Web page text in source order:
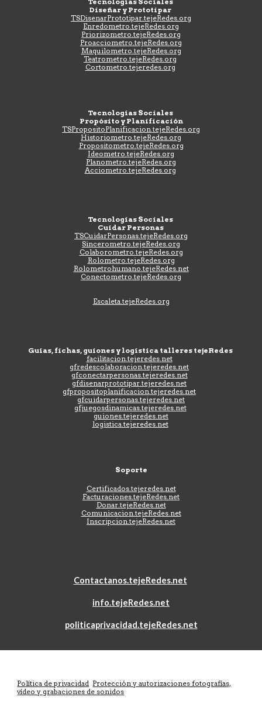
Diseñar y Prototipar
TSDisenarPrototipar.tejeRedes.org
Enredometro.tejeRedes.org
Priorizometro.tejeRedes.org
Proacciometro.tejeRedes.org
Maquilometro.tejeRedes.org
Teatrometro.tejeRedes.org
Cortometro.tejeredes.org
Tecnologías Sociales
Propósito y Planificación
TSPropositoPlanificacion.tejeRedes.org
Historiometro.tejeRedes.org
Propositometro.tejeRedes.org
Ideometro.tejeRedes.org
Planometro.tejeRedes.org
Acciometro.tejeRedes.org
Tecnologías Sociales
Cuidar Personas
TSCuidarPersonas.tejeRedes.org
Sincerometro.tejeRedes.org
Colaborometro.tejeRedes.org
Rolometro.tejeRedes.org
Rolometrohumano.tejeRedes.net
Conectometro.tejeRedes.org
Escaleta.tejeRedes.org
Guías, fichas, guiones y logística talleres tejeRedes
facilitacion.tejeredes.net
gfredescolaboracion.tejeredes.net
gfconectarpersonas.tejeredes.net
gfdisenarprototipar.tejeredes.net
gfpropositoplanificacion.tejeredes.net
gfcuidarpersonas.tejeredes.net
gfjuegosdinamicas.tejeredes.net
guiones.tejeredes.net
logistica.tejeredes.net
Soporte
Certificados.tejeredes.net
Facturaciones.tejeRedes.net
Donar.tejeRedes.net
Comunicacion.tejeRedes.net
Inscripcion.tejeRedes.net
Contactanos.tejeRedes.net
info.tejeRedes.net
politicaprivacidad.tejeRedes.net
Política de privacidad Protección y autorizaciones fotografías,
vídeo y grabaciones de sonidos